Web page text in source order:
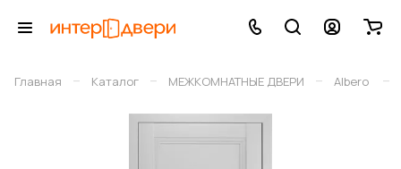
Главная – Каталог – МЕЖКОМНАТНЫЕ ДВЕРИ – Albero –